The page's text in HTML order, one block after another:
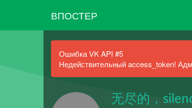
ВПОСТЕР
Ошибка VK API #5
Недействительный access_token!
无尽的，